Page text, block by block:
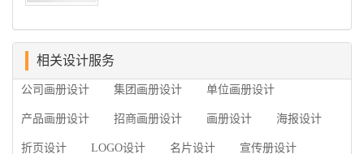
练掌握制作软件，深谙画册设...
产品画册设计要注重企业文化，引起客户关注 现
在企业都在使用产品画册来进行市场宣传，高档产品
个成功的高档产品画册设计，能够将一个公司的企业
相关设计服务
公司画册设计 集团画册设计 单位画册设计
产品画册设计 招商画册设计 画册设计 海报设计
折页设计 LOGO设计 名片设计 宣传册设计